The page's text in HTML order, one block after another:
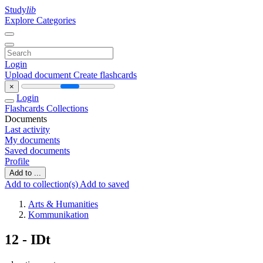
Studylib
Explore Categories
Login
Upload document Create flashcards
×
Login
Flashcards Collections
Documents
Last activity
My documents
Saved documents
Profile
Add to ...
Add to collection(s) Add to saved
Arts & Humanities
Kommunikation
12 - IDt